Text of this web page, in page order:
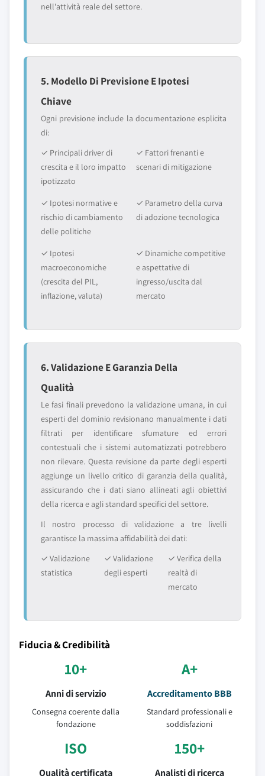
nell'attività reale del settore.
5. Modello Di Previsione E Ipotesi
Chiave
Ogni previsione include la documentazione esplicita
di:
✓ Principali driver di
crescita e il loro impatto
ipotizzato
✓ Fattori frenanti e
scenari di mitigazione
✓ Ipotesi normative e
rischio di cambiamento
delle politiche
✓ Parametro della curva
di adozione tecnologica
✓ Ipotesi
macroeconomiche
(crescita del PIL,
inflazione, valuta)
✓ Dinamiche competitive
e aspettative di
ingresso/uscita dal
mercato
6. Validazione E Garanzia Della
Qualità
Le fasi finali prevedono la validazione umana, in cui
esperti del dominio revisionano manualmente i dati
filtrati per identificare sfumature ed errori
contestuali che i sistemi automatizzati potrebbero
non rilevare. Questa revisione da parte degli esperti
aggiunge un livello critico di garanzia della qualità,
assicurando che i dati siano allineati agli obiettivi
della ricerca e agli standard specifici del settore.
Il nostro processo di validazione a tre livelli
garantisce la massima affidabilità dei dati:
✓ Validazione
statistica
✓ Validazione
degli esperti
✓ Verifica della
realtà di
mercato
Fiducia & Credibilità
10+
Anni di servizio
Consegna coerente dalla
fondazione
A+
Accreditamento BBB
Standard professionali e
soddisfazioni
ISO
Qualità certificata
150+
Analisti di ricerca